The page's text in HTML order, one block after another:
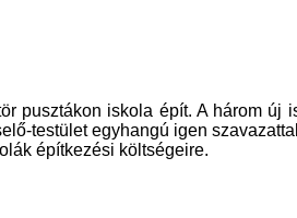
pusztákon iskola épít. A három új
testület egyhangú igen
építkezési költségeire.